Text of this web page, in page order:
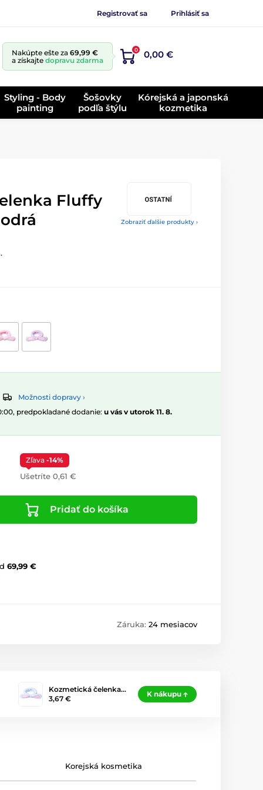
Registrovať sa Prihlásiť sa
Nakúpte ešte za 69,99 €
a získajte dopravu zdarma
0 0,00 €
Styling - Body
painting
Šošovky
podľa štýlu
Kórejská a japonská
kozmetika
Zobraziť ďalšie produkty ›
Fluffy
Možnosti dopravy ›
predpokladané dodanie: u vás v utorok 11. 8.
Zľava -14%
Ušetríte 0,61 €
Pridať do košíka
69,99 €
Záruka: 24 mesiacov
Kozmetická čelenka…
3,67 €
K nákupu
Korejská kosmetika